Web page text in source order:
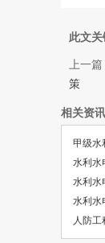
此文关
上一篇
策
相关资讯
甲级水
水利水
水利水
水利水
人防